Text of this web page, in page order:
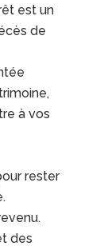
est un
de
à vos
rester
des